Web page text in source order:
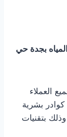
بجدة حي
العملاء
بشرية
بتقنيات